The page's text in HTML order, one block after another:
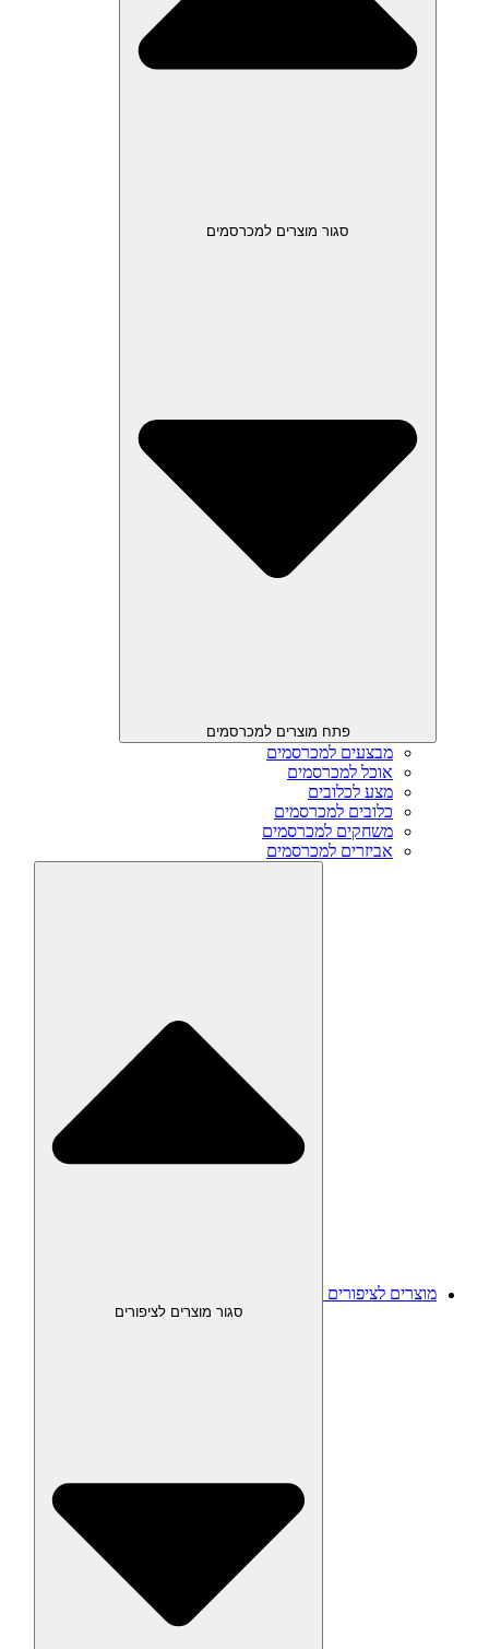
סגור מוצרים למכרסמים
פתח מוצרים למכרסמים
מבצעים למכרסמים
אוכל למכרסמים
מצע לכלובים
כלובים למכרסמים
משחקים למכרסמים
אביזרים למכרסמים
מוצרים לציפורים
סגור מוצרים לציפורים